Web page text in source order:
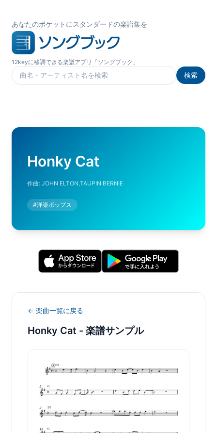
あなたのポケットにスタンダードの楽譜集を
12keyに移調できる楽譜アプリ「ソングブック」
楽曲を検索
検索
Honky Cat
作曲: JOHN ELTON,TAUPIN BERNIE
#洋楽ポップス
← 楽曲一覧に戻る
Honky Cat - 楽譜サンプル